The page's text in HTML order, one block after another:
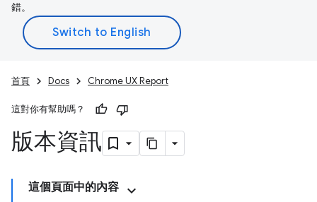
錯。
首頁 Docs Chrome UX Report
這對你有幫助嗎？
版本資訊
這個頁面中的內容